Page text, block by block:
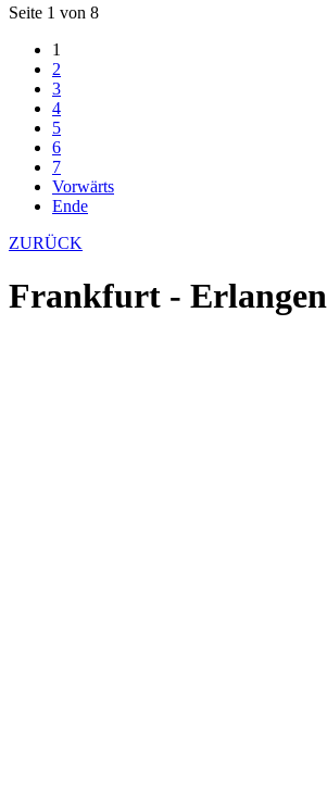
Seite 1 von 8
1
2
3
4
5
6
7
Vorwärts
Ende
ZURÜCK
Frankfurt - Erlangen